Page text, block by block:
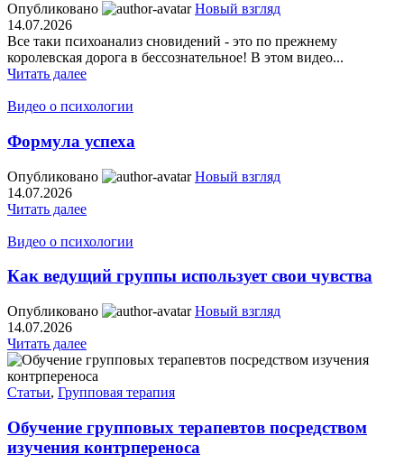
Опубликовано
Новый взгляд
14.07.2026
Все таки психоанализ сновидений - это по прежнему
королевская дорога в бессознательное! В этом видео...
Читать далее
Видео о психологии
Формула успеха
Опубликовано
Новый взгляд
14.07.2026
Читать далее
Видео о психологии
Как ведущий группы использует свои чувства
Опубликовано
Новый взгляд
14.07.2026
Читать далее
Статьи, Групповая терапия
Обучение групповых терапевтов посредством
изучения контрпереноса